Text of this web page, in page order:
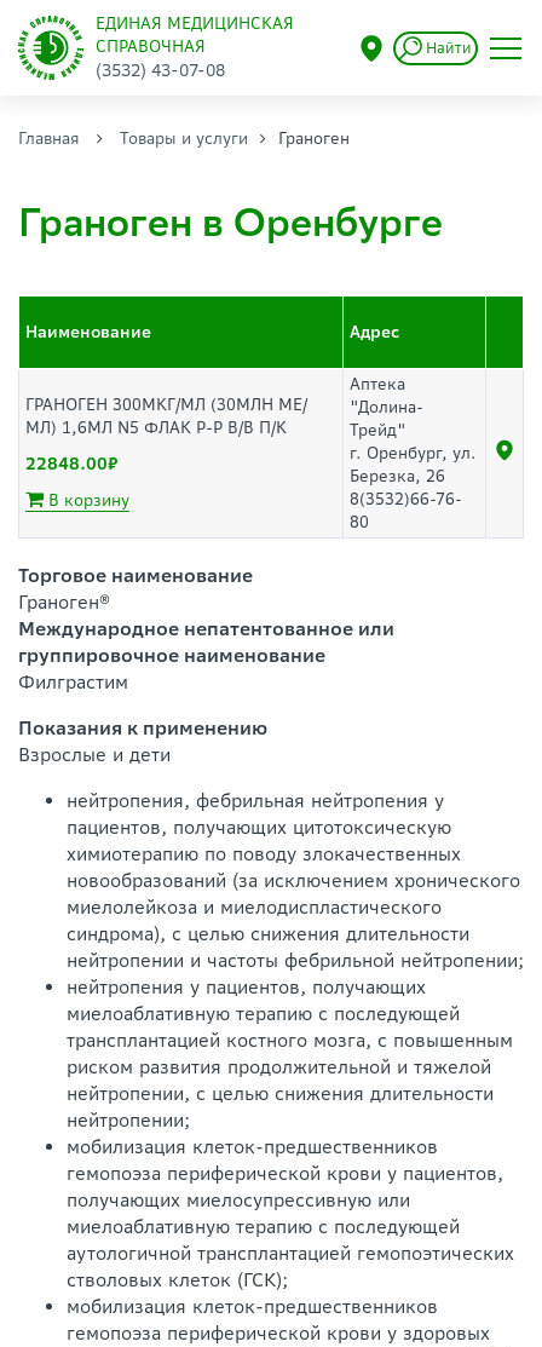
ЕДИНАЯ МЕДИЦИНСКАЯ
СПРАВОЧНАЯ
(3532) 43-07-08
Найти
Главная Товары и услуги Граноген
Граноген в Оренбурге
Наименование Адрес
ГРАНОГЕН 300МКГ/МЛ (30МЛН МЕ/
МЛ) 1,6МЛ N5 ФЛАК Р-Р В/В П/К
22848.00
В корзину
Аптека
"Долина-
Трейд"
г. Оренбург, ул.
Березка, 26
8(3532)66-76-
80
Торговое наименование
Граноген®
Международное непатентованное или
группировочное наименование
Филграстим
Показания к применению
Взрослые и дети
нейтропения, фебрильная нейтропения у
пациентов, получающих цитотоксиче­скую
химиотерапию по поводу злокачественных
новообразований (за исключени­ем хронического
миелолейкоза и миелодиспластического
синдрома), с целью снижения длительности
нейтропении и частоты фебрильной нейтропении;
нейтропения у пациентов, получающих
миелоаблативную терапию с последу­ющей
трансплантацией костного мозга, с повышенным
риском развития продол­жительной и тяжелой
нейтропении, с целью снижения длительности
нейтропении;
мобилизация клеток-предшественников
гемопоэза периферической крови у па­циентов,
получающих миелосупрессивную или
миелоаблативную терапию с по­следующей
аутологичной трансплантацией гемопоэтических
стволовых клеток (ГСК);
мобилизация клеток-предшественников
гемопоэза периферической крови у здо­ровых